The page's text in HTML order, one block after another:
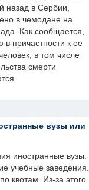
назад в Сербии,
в чемодане на
Как сообщается,
в причастности к ее
в том числе
смерти
вузы или
иностранные вузы.
учебные заведения.
квотам. Из-за этого